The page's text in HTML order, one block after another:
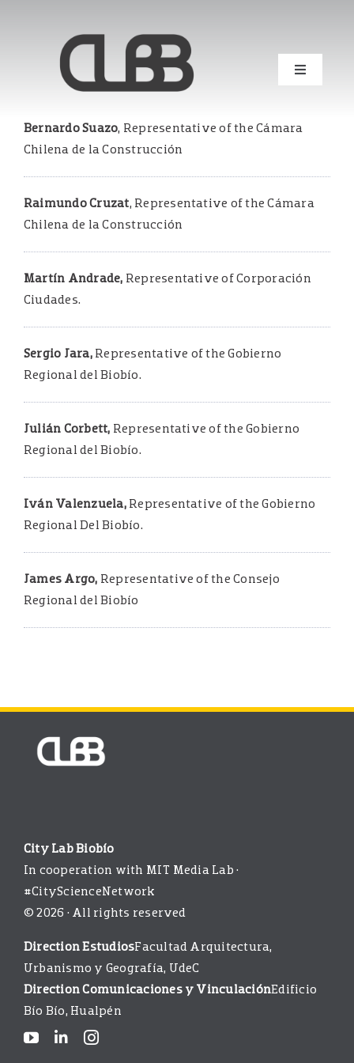
Toggle
English
Español
Bernardo Suazo, Representative of the Cámara
Chilena de la Construcción
Raimundo Cruzat, Representative of the Cámara
Chilena de la Construcción
Martín Andrade, Representative of Corporación
Ciudades.
Sergio Jara,Representative of the Gobierno
Regional del Biobío.
Julián Corbett, Representative of the Gobierno
Regional del Biobío.
Iván Valenzuela,Representative of the Gobierno
Regional Del Biobío.
James Argo, Representative of the Consejo
Regional del Biobío
City Lab Biobío
In cooperation with MIT Media Lab ·
#CityScienceNetwork
© 2026 · All rights reserved
Direction EstudiosFacultad Arquitectura,
Urbanismo y Geografía, UdeC
Direction Comunicaciones y VinculaciónEdificio
Bío Bío, Hualpén